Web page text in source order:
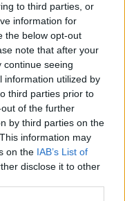
to third parties, or
information for
the below opt-out
note that after your
continue seeing
information utilized by
third parties prior to
of the further
by third parties on the
information may
on the IAB’s List of
disclose it to other
και 15